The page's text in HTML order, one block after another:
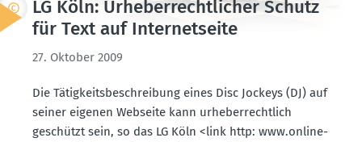
LG Köln: Urheber­recht­licher Schutz
für Text auf Inter­net­seite
27. Oktober 2009
Die Tätig­keits­be­schreibung eines Disc Jockeys (DJ) auf
seiner eigenen Webseite kann urheber­rechtlich
geschützt sein, so das LG Köln <link http: www.​online-​